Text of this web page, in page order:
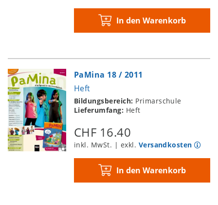
In den Warenkorb
PaMina 18 / 2011
Heft
Bildungsbereich: Primarschule
Lieferumfang: Heft
CHF 16.40
inkl. MwSt. | exkl. Versandkosten
In den Warenkorb